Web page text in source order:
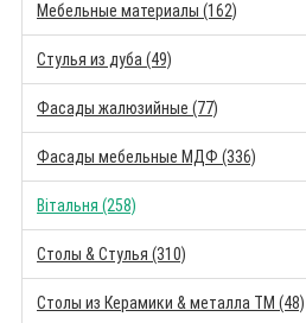
Мебельные материалы (162)
Стулья из дуба (49)
Фасады жалюзийные (77)
Фасады мебельные МДФ (336)
Вітальня (258)
Столы & Стулья (310)
Столы из Керамики & металла TM (48)